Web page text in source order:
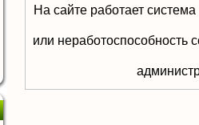
На сайте работает
или неработоспособность